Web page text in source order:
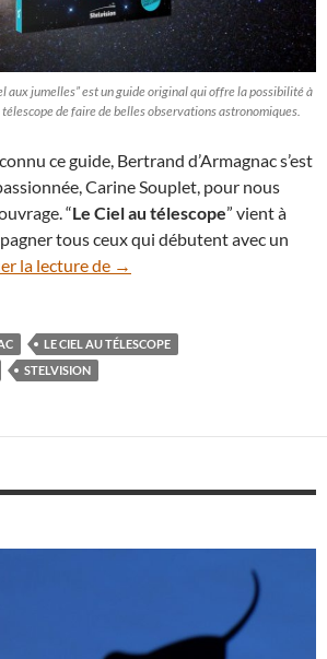
aux jumelles” est un guide original qui offre la possibilité à
de faire de belles observations astronomiques.
ce guide, Bertrand d’Armagnac s’est
Carine Souplet, pour nous
“Le Ciel au télescope” vient à
tous ceux qui débutent avec un
la lecture de “Le Ciel au télescope”, un
→
LE CIEL AU TÉLESCOPE
STELVISION